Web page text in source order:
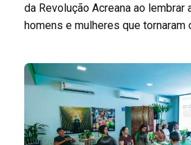
da Revolução Acreana ao lembrar
homens e mulheres que tornaram